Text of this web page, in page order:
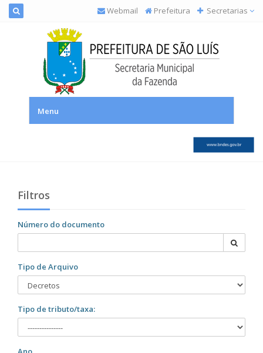
Webmail Prefeitura Secretarias
Menu
Filtros
Número do documento
Tipo de Arquivo
Tipo de tributo/taxa: